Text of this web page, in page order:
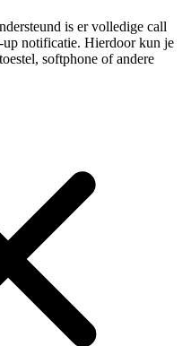
is er volledige call
notificatie. Hierdoor kun je
softphone of andere